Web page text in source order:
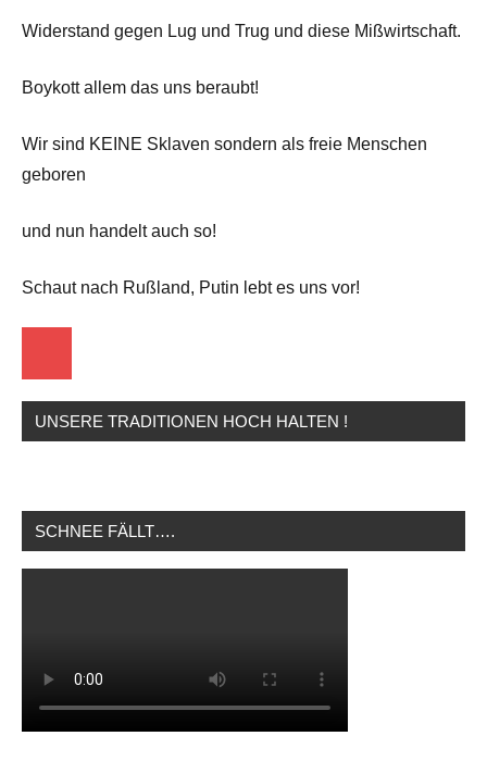
Widerstand gegen Lug und Trug und diese Mißwirtschaft.
Boykott allem das uns beraubt!
Wir sind KEINE Sklaven sondern als freie Menschen
geboren
und nun handelt auch so!
Schaut nach Rußland, Putin lebt es uns vor!
UNSERE TRADITIONEN HOCH HALTEN !
SCHNEE FÄLLT….